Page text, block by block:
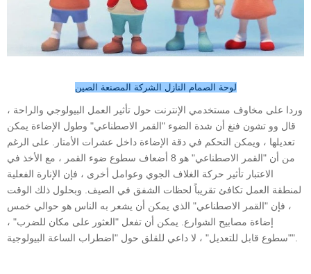
لوحة الصمام النازل الشركة المصنعة الصين
وردا على مخاوف مستخدمي الإنترنت حول تأثير العمل البيولوجي والراحة ،
قال وو تشون فنغ أن شدة الضوء "القمر الاصطناعي" وطول الإضاءة يمكن
تعديلها ، ويمكن التحكم في دقة الإضاءة داخل عشرات الأمتار. على الرغم
من أن "القمر الاصطناعي" هو 8 أضعاف سطوع ضوء القمر ، مع الأخذ في
الاعتبار تأثير حركة الغلاف الجوي وعوامل أخرى ، فإن الإنارة الفعلية
لمنطقة العمل تكافئ تقريباً لحظات الشفق في الصيف. وبحلول ذلك الوقت
، فإن "القمر الاصطناعي" الذي يمكن أن يشعر به الناس هو حوالي خمس
إضاءة مصابيح الشوارع. يمكن أن تفعل "العثور على مكان للضرب" ،
"سطوع قابل للتعديل" ، لا داعي للقلق حول "اضطراب الساعة البيولوجية".